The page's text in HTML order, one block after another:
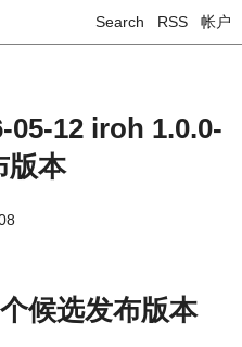
Search RSS 帐户
05-12 iroh 1.0.0-
版本
候选发布版本